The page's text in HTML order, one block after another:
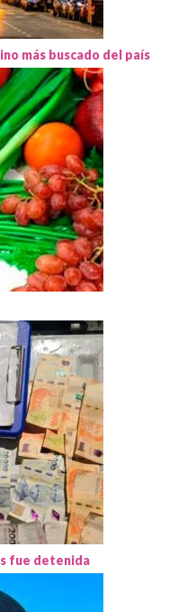
más buscado del país
fue detenida